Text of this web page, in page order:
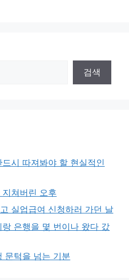
검색
시 따져봐야 할 현실적인
쳐버린 오후
실업급여 신청하러 가던 날
은행을 몇 번이나 왔다 갔
문턱을 넘는 기분